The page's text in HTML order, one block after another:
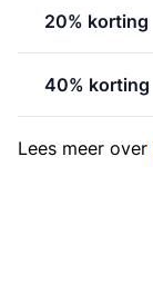
20% korting
40% korting
Lees meer over